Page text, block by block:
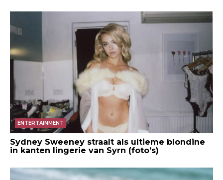
ENTERTAINMENT
Sydney Sweeney straalt als ultieme blondine
in kanten lingerie van Syrn (foto’s)